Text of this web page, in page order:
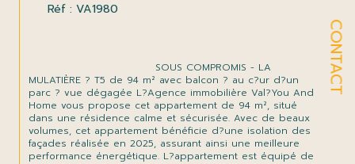
CONTACT
Réf : VA1980
MULATIÈRE ? T5 de 94 m² avec balcon ? au c?ur d?un
parc ? vue dégagée L?Agence immobilière Val?You And
Home vous propose cet appartement de 94 m², situé
dans une résidence calme et sécurisée. Avec de beaux
volumes, cet appartement bénéficie d?une isolation des
façades réalisée en 2025, assurant ainsi une meilleure
performance énergétique. L?appartement est équipé de